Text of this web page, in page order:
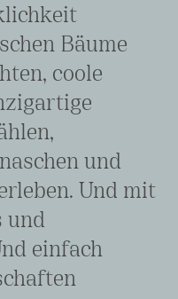
Bäume
coole
und
Und mit
und
einfach